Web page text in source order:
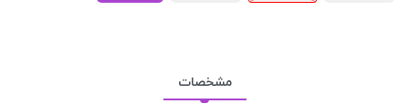
مشخصات